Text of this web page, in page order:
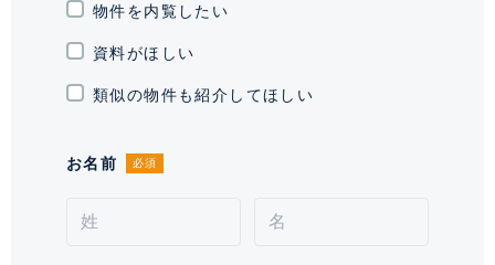
通学区域小学校
契約期間（期日）
入居諸条件
ペット相談(小型犬1匹または猫2匹
物件を内覧したい
資料がほしい
類似の物件も紹介してほしい
お名前 必須